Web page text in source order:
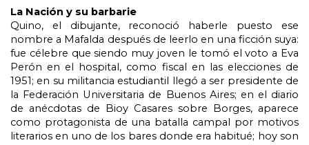
La Nación y su barbarie
Quino, el dibujante, reconoció haberle puesto ese
nombre a Mafalda después de leerlo en una ficción suya:
fue célebre que siendo muy joven le tomó el voto a Eva
Perón en el hospital, como fiscal en las elecciones de
1951; en su militancia estudiantil llegó a ser presidente de
la Federación Universitaria de Buenos Aires; en el diario
de anécdotas de Bioy Casares sobre Borges, aparece
como protagonista de una batalla campal por motivos
literarios en uno de los bares donde era habitué; hoy son